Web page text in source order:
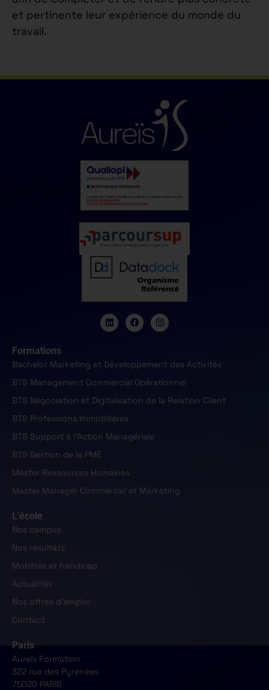
et pertinente leur expérience du monde du
travail.
Formations
Bachelor Marketing et Développement des Activités
BTS Management Commercial Opérationnel
BTS Négociation et Digitalisation de la Relation Client
BTS Professions Immobilières
BTS Support à l'Action Managériale
BTS Gestion de la PME
Master Ressources Humaines
Master Manager Commercial et Marketing
L’école
Nos campus
Nos résultats
Mobiltés et handicap
Actualités
Nos offres d'emploi
Contact
Paris
Aureïs Formation
322 rue des Pyrénées
75020 PARIS